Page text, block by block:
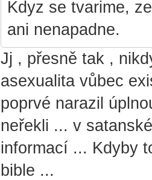
Kdyz se tvarime,
ani nenapadne.
Jj , přesně tak ,
asexualita vůbec
poprvé narazil
neřekli ... v
informací ... Kdyby
bible ...